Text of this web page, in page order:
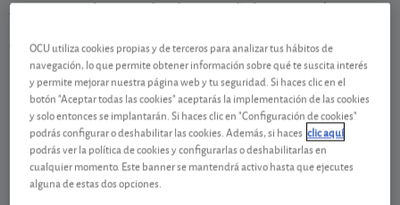
Repasamos los tres fondos españoles que más
compra?
Contenido reservado a SOCIOS
Gestiona tu dinero con visión
experta
OCU utiliza cookies propias y de terceros para analizar tus hábitos de
navegación, lo que permite obtener información sobre qué te suscita interés
y permite mejorar nuestra página web y tu seguridad. Si haces clic en el
botón "Aceptar todas las cookies" aceptarás la implementación de las cookies
y solo entonces se implantarán. Si haces clic en "Configuración de cookies"
podrás configurar o deshabilitar las cookies. Además, si haces clic aquí
podrás ver la política de cookies y configurarlas o deshabilitarlas en
cualquier momento. Este banner se mantendrá activo hasta que ejecutes
alguna de estas dos opciones.